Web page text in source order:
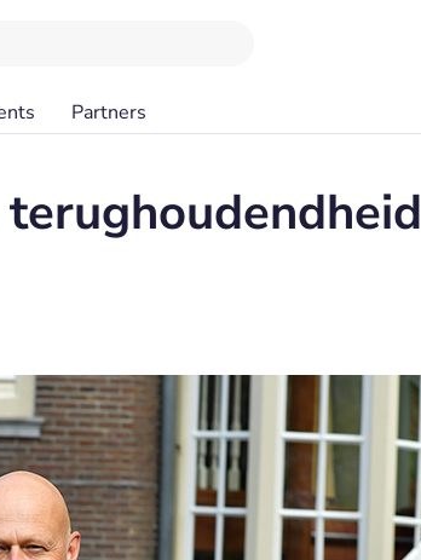
Partners